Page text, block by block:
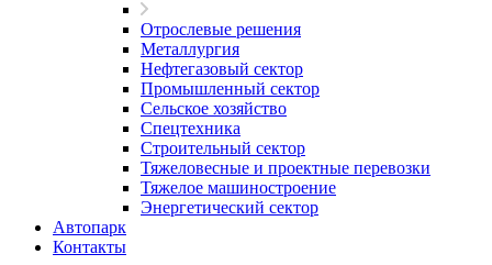
Отрослевые решения
Металлургия
Нефтегазовый сектор
Промышленный сектор
Сельское хозяйство
Спецтехника
Строительный сектор
Тяжеловесные и проектные перевозки
Тяжелое машиностроение
Энергетический сектор
Автопарк
Контакты